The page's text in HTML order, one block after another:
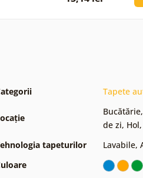
Tapete
Bucătărie,
de zi, Hol,
tapeturilor
Lavabile,